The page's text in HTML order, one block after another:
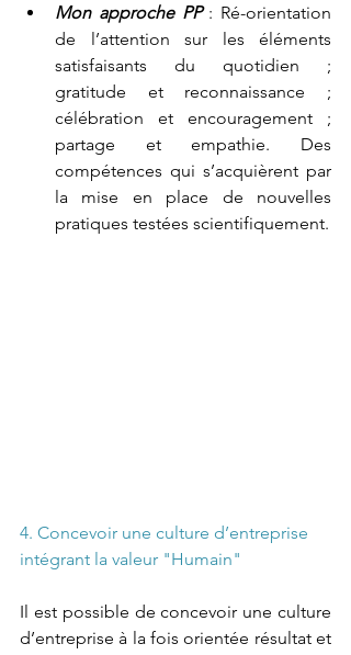
Mon approche PP : Ré-orientation
de l’attention sur les éléments
satisfaisants du quotidien ;
gratitude et reconnaissance ;
célébration et encouragement ;
partage et empathie. Des
compétences qui s’acquièrent par
la mise en place de nouvelles
pratiques testées scientifiquement.
4. Concevoir une culture d’entreprise
intégrant la valeur "Humain"
Il est possible de concevoir une culture
d’entreprise à la fois orientée résultat et